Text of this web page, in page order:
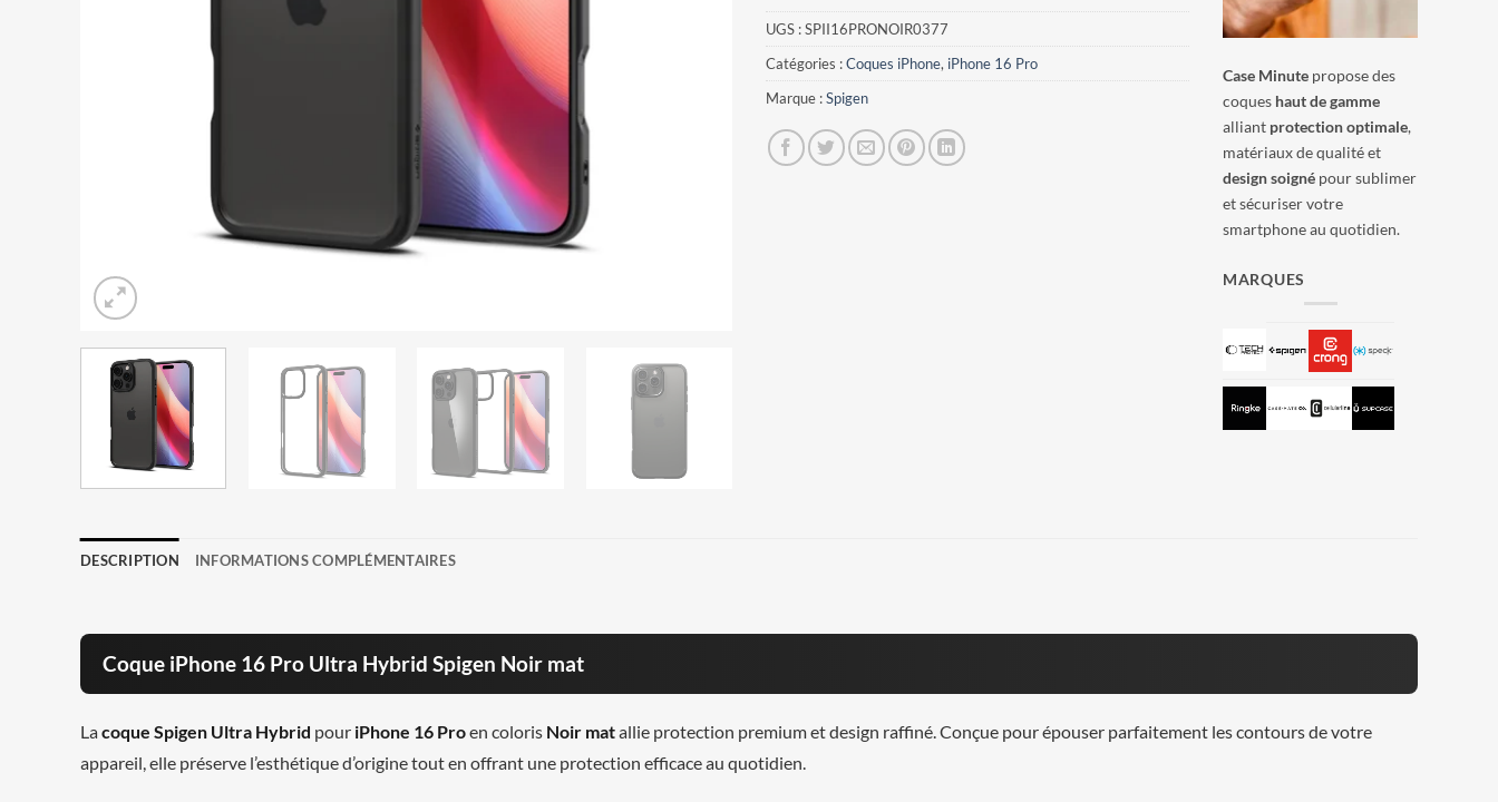
UGS :SPII16PRONOIR0377
Catégories :Coques iPhone, iPhone 16 Pro
Marque :Spigen
Case Minute propose des
coques haut de gamme
alliant protection optimale,
matériaux de qualité et
design soigné pour sublimer
et sécuriser votre
smartphone au quotidien.
MARQUES
DESCRIPTION INFORMATIONS COMPLÉMENTAIRES
Coque iPhone 16 Pro Ultra Hybrid Spigen Noir mat
Lacoque Spigen Ultra Hybrid pour iPhone 16 Proen coloris Noir matallie protection premium et design raffiné. Conçue pour épouser parfaitement les contours de votre
appareil, elle préserve l’esthétique d’origine tout en offrant une protection efficace au quotidien.